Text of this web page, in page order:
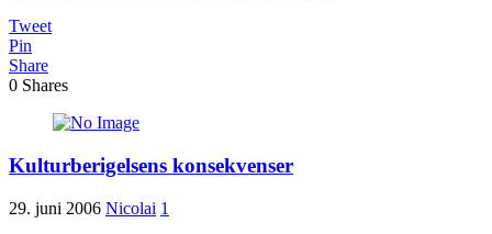
Tweet
Pin
Share
0 Shares
Kulturberigelsens konsekvenser
29. juni 2006 Nicolai 1